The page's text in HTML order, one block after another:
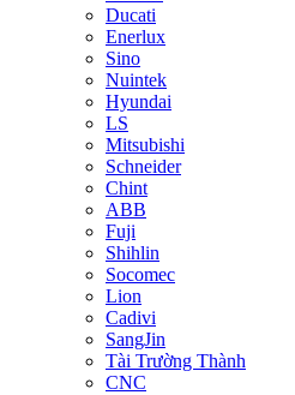
Ducati
Enerlux
Sino
Nuintek
Hyundai
LS
Mitsubishi
Schneider
Chint
ABB
Fuji
Shihlin
Socomec
Lion
Cadivi
SangJin
Tài Trường Thành
CNC